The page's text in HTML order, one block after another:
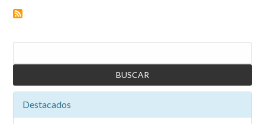
del
de
Enrique
Destacados